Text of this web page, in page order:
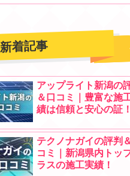
新着記事
アップライト新潟の
＆口コミ｜豊富な施
績は信頼と安心の証！
テクノナガイの評判
コミ｜新潟県内トッ
ラスの施工実績！